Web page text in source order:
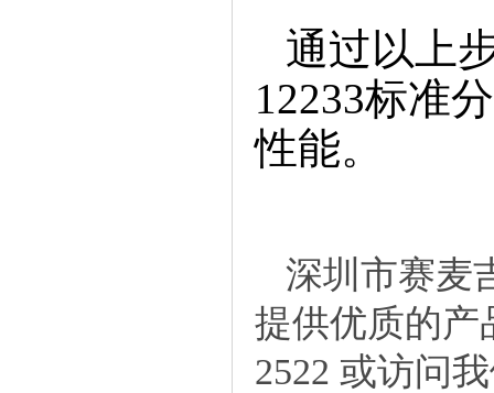
通过以上
12233标准
性能。
深圳市赛麦
提供优质的产
2522或访问